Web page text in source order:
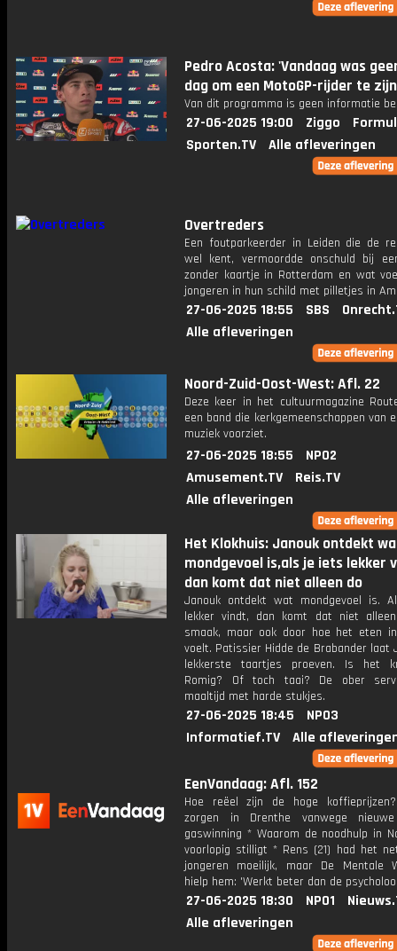
Pedro Acosta: 'Vandaag was
dag om een MotoGP-rijder te
Van dit programma is geen informatie
27-06-2025 19:00 Ziggo
Sporten.TV
Alle afleveringen
Overtreders
Een foutparkeerder in Leiden die de
wel kent, vermoordde onschuld bij
zonder kaartje in Rotterdam en wat
jongeren in hun schild met pilletjes in
27-06-2025 18:55 SBS
Alle afleveringen
Noord-Zuid-Oost-West: Afl. 22
Deze keer in het cultuurmagazine
een band die kerkgemeenschappen van
muziek voorziet.
27-06-2025 18:55
NPO2
Amusement.TV
Reis.TV
Alle afleveringen
Het Klokhuis: Janouk ontdekt
mondgevoel is,als je iets lekker
dan komt dat niet alleen do
Janouk ontdekt wat mondgevoel is.
lekker vindt, dan komt dat niet
smaak, maar ook door hoe het eten
voelt. Patissier Hidde de Brabander laat
lekkerste taartjes proeven. Is het
Romig? Of toch taai? De ober
maaltijd met harde stukjes.
27-06-2025 18:45
NPO3
Informatief.TV
Alle
EenVandaag: Afl. 152
Hoe reëel zijn de hoge
zorgen in Drenthe vanwege
gaswinning * Waarom de noodhulp in
voorlopig stilligt * Rens (21) had het
jongeren moeilijk, maar De Mentale
hielp hem: 'Werkt beter dan de
27-06-2025 18:30 NPO1
Alle afleveringen